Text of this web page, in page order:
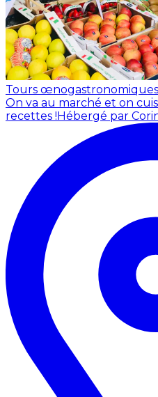
Tours œnogastronomiques
On va au marché et on
recettes !Hébergé par